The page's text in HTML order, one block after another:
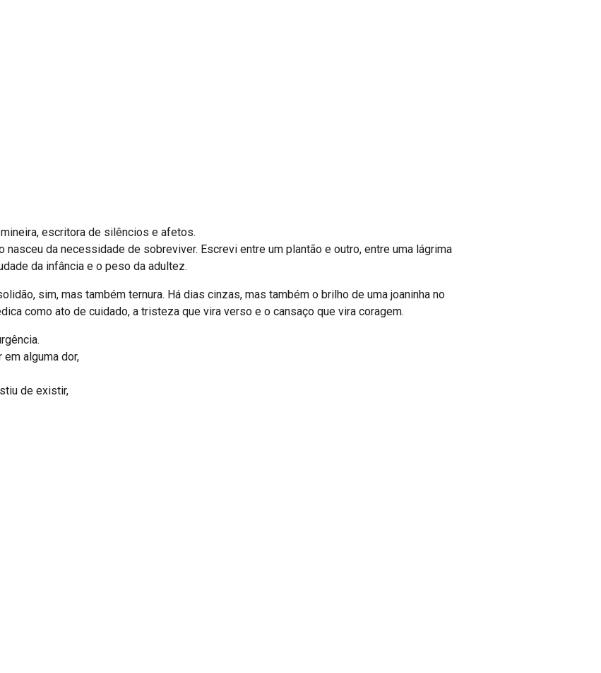
escritora de silêncios e afetos.
nasceu da necessidade de sobreviver. Escrevi entre um plantão e outro, entre uma lágrima
da infância e o peso da adultez.
sim, mas também ternura. Há dias cinzas, mas também o brilho de uma joaninha no
como ato de cuidado, a tristeza que vira verso e o cansaço que vira coragem.
alguma dor,
de existir,